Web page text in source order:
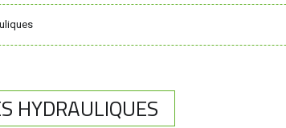
HYDRAULIQUES